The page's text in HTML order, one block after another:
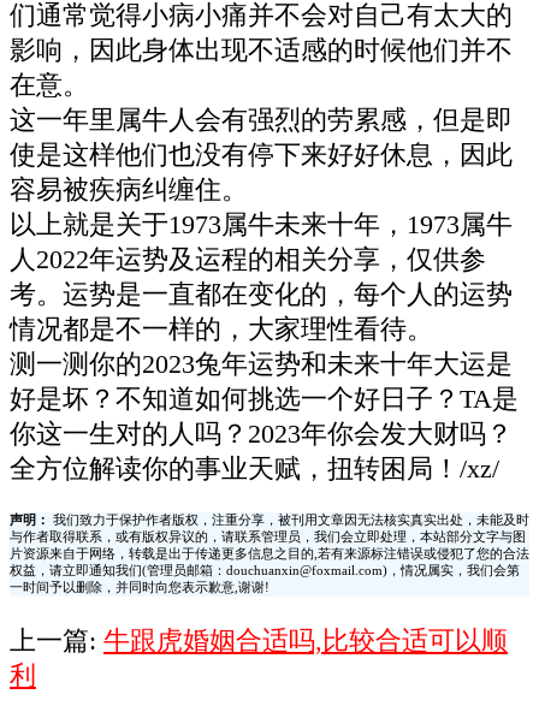
们通常觉得小病小痛并不会对自己有太大的
影响，因此身体出现不适感的时候他们并不
在意。
这一年里属牛人会有强烈的劳累感，但是即
使是这样他们也没有停下来好好休息，因此
容易被疾病纠缠住。
以上就是关于1973属牛未来十年，1973属牛
人2022年运势及运程的相关分享，仅供参
考。运势是一直都在变化的，每个人的运势
情况都是不一样的，大家理性看待。
测一测你的2023兔年运势和未来十年大运是
好是坏？不知道如何挑选一个好日子？TA是
你这一生对的人吗？2023年你会发大财吗？
全方位解读你的事业天赋，扭转困局！/xz/
声明：
我们致力于保护作者版权，注重分享，被刊用文章因无法核实真实出处，未能及时
与作者取得联系，或有版权异议的，请联系管理员，我们会立即处理，本站部分文字与图
片资源来自于网络，转载是出于传递更多信息之目的,若有来源标注错误或侵犯了您的合法
权益，请立即通知我们(管理员邮箱：douchuanxin@foxmail.com)，情况属实，我们会第
一时间予以删除，并同时向您表示歉意,谢谢!
上一篇: 牛跟虎婚姻合适吗,比较合适可以顺
利